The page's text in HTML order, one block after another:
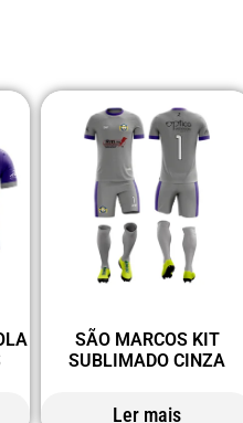
SÃO MARCOS KIT
SUBLIMADO CINZA
Ler mais